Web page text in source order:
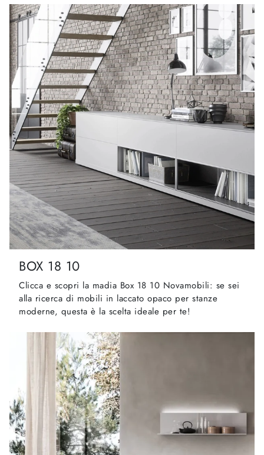
BOX 18 10
Clicca e scopri la madia Box 18 10 Novamobili: se sei
alla ricerca di mobili in laccato opaco per stanze
moderne, questa è la scelta ideale per te!